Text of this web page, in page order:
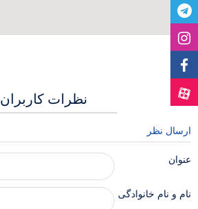
نظرات کاربران
ارسال نظر
عنوان
نام و نام خانوادگی